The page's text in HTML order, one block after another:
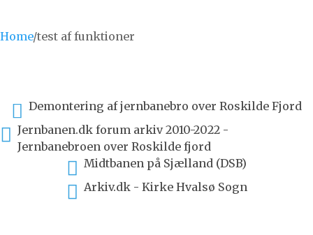
Home/test af funktioner
 Demontering af jernbanebro over Roskilde Fjord
 Jernbanen.dk forum arkiv 2010-2022 -
Jernbanebroen over Roskilde fjord
 Midtbanen på Sjælland (DSB)
 Arkiv.dk - Kirke Hvalsø Sogn